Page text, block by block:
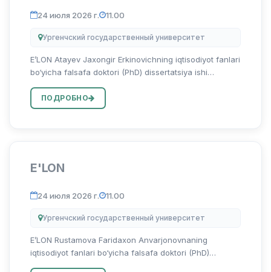
24 июля 2026 г. 11.00
Ургенчский государственный университет
E’LON Atayev Jaxongir Erkinovichning iqtisodiyot fanlari
bo‘yicha falsafa doktori (PhD) dissertatsiya ishi
08.00.06 – “Ekonometrika va statistika” ixtisosligi
bo‘yicha...
ПОДРОБНО
E'LON
24 июля 2026 г. 11.00
Ургенчский государственный университет
E’LON Rustamova Faridaxon Anvarjonovnaning
iqtisodiyot fanlari bo‘yicha falsafa doktori (PhD)